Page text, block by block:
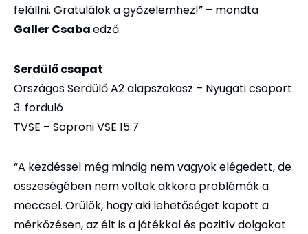
felállni. Gratulálok a győzelemhez!” – mondta
Galler Csabaedző.
Serdülő csapat
Országos Serdülő A2 alapszakasz – Nyugati csoport
3. forduló
TVSE – Soproni VSE 15:7
“A kezdéssel még mindig nem vagyok elégedett, de
összeségében nem voltak akkora problémák a
meccsel. Örülök, hogy aki lehetőséget kapott a
mérkőzésen, az élt is a játékkal és pozitív dolgokat